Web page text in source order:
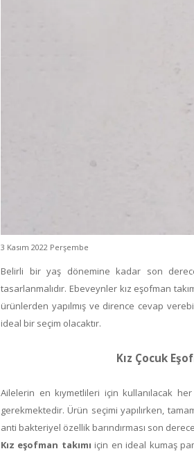
3 Kasım 2022 Perşembe
Belirli bir yaş dönemine kadar son
tasarlanmalıdır. Ebeveynler kız eşofman
ürünlerden yapılmış ve dirence cevap
ideal bir seçim olacaktır.
Kız Çocuk
Ailelerin en kıymetlileri için kullanılacak
gerekmektedir. Ürün seçimi yapılırken,
anti bakteriyel özellik barındırması son
Kız eşofman takımı için en ideal kumaş